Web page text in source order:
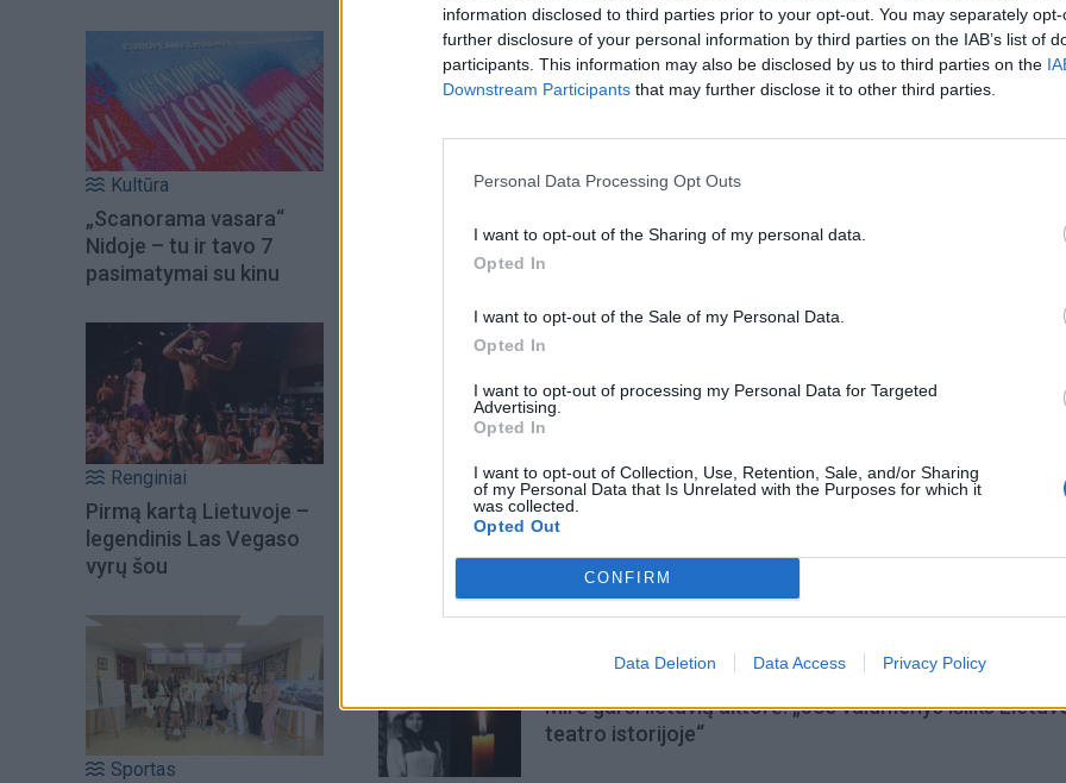
information disclosed to third parties prior to your opt-out. You may separately
further disclosure of your personal information by third parties on the IAB’s list of
participants. This information may also be disclosed by us to third parties on the
Downstream Participants that may further disclose it to other third parties.
Personal Data Processing Opt Outs
I want to opt-out of the Sharing of my personal data.
Opted In
I want to opt-out of the Sale of my Personal Data.
Opted In
I want to opt-out of processing my Personal Data for Targeted
Advertising.
Opted In
I want to opt-out of Collection, Use, Retention, Sale, and/or Sharing
of my Personal Data that Is Unrelated with the Purposes for which it
was collected.
Opted Out
CONFIRM
Data Deletion Data Access Privacy Policy
Kultūra
„Scanorama vasara“
Nidoje – tu ir tavo 7
pasimatymai su kinu
Renginiai
Pirmą kartą Lietuvoje –
legendinis Las Vegaso
vyrų šou
Sportas
dividendų, arba 0,0131 euro akcijai. Už 2022 ir 2021 metus įmonė dividendų
nemokėjo.
nuo 2030 metų jiems planuojama skirti po 12 mln. eurų. Prognozuojama,
2031–2050 metais iš viso bus išmokėta mažiausiai 240 mln. eurų
Mirė garsi lietuvių aktorė: „Jos vaidmenys išliks
teatro istorijoje“